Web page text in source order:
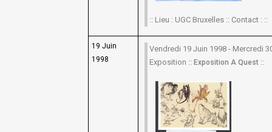
:: Lieu : UGC Bruxelles :: Contact : ::
19 Juin
1998
Vendredi 19 Juin 1998 - Mercredi
Exposition :: Exposition A Quest::